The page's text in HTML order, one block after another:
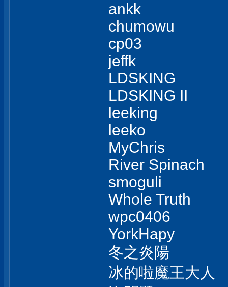
ankk
chumowu
cp03
jeffk
LDSKING
LDSKING II
leeking
leeko
MyChris
River Spinach
smoguli
Whole Truth
wpc0406
YorkHapy
冬之炎陽
冰的啦魔王大人